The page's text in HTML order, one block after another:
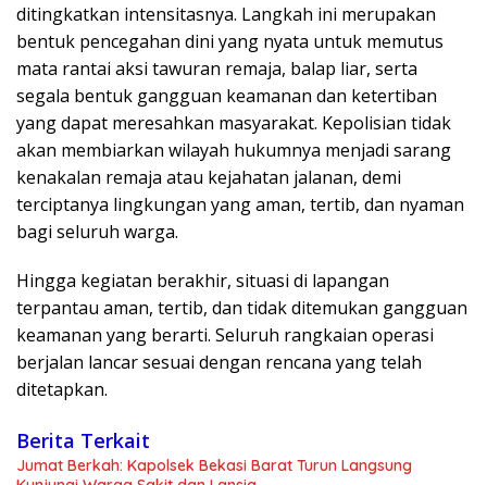
ditingkatkan intensitasnya. Langkah ini merupakan
bentuk pencegahan dini yang nyata untuk memutus
mata rantai aksi tawuran remaja, balap liar, serta
segala bentuk gangguan keamanan dan ketertiban
yang dapat meresahkan masyarakat. Kepolisian tidak
akan membiarkan wilayah hukumnya menjadi sarang
kenakalan remaja atau kejahatan jalanan, demi
terciptanya lingkungan yang aman, tertib, dan nyaman
bagi seluruh warga.
Hingga kegiatan berakhir, situasi di lapangan
terpantau aman, tertib, dan tidak ditemukan gangguan
keamanan yang berarti. Seluruh rangkaian operasi
berjalan lancar sesuai dengan rencana yang telah
ditetapkan.
Berita Terkait
Jumat Berkah: Kapolsek Bekasi Barat Turun Langsung